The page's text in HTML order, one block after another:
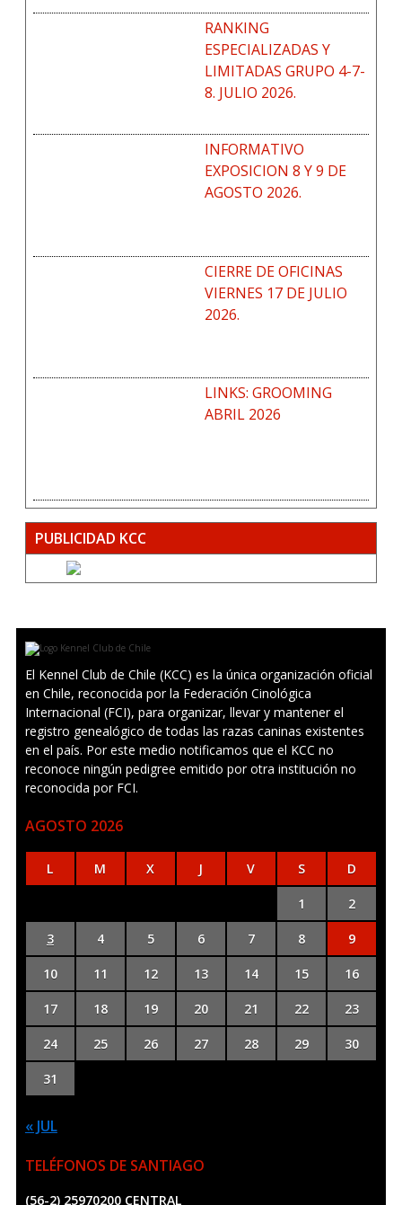
RANKING
ESPECIALIZADAS Y
LIMITADAS GRUPO 4-7-
8. JULIO 2026.
INFORMATIVO
EXPOSICION 8 Y 9 DE
AGOSTO 2026.
CIERRE DE OFICINAS
VIERNES 17 DE JULIO
2026.
LINKS: GROOMING
ABRIL 2026
PUBLICIDAD KCC
El Kennel Club de Chile (KCC) es la única organización oficial
en Chile, reconocida por la Federación Cinológica
Internacional (FCI), para organizar, llevar y mantener el
registro genealógico de todas las razas caninas existentes
en el país. Por este medio notificamos que el KCC no
reconoce ningún pedigree emitido por otra institución no
reconocida por FCI.
AGOSTO 2026
L M X J V S D
1 2
3 4 5 6 7 8 9
10 11 12 13 14 15 16
17 18 19 20 21 22 23
24 25 26 27 28 29 30
31
« JUL
TELÉFONOS DE SANTIAGO
(56-2) 25970200 CENTRAL